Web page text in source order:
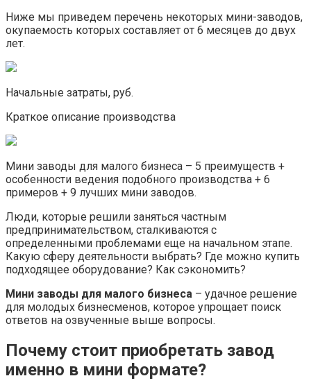
Ниже мы приведем перечень некоторых мини-заводов,
окупаемость которых составляет от 6 месяцев до двух
лет.
Начальные затраты, руб.
Краткое описание производства
Мини заводы для малого бизнеса – 5 преимуществ +
особенности ведения подобного производства + 6
примеров + 9 лучших мини заводов.
Люди, которые решили заняться частным
предпринимательством, сталкиваются с
определенными проблемами еще на начальном этапе.
Какую сферу деятельности выбрать? Где можно купить
подходящее оборудование? Как сэкономить?
Мини заводы для малого бизнеса – удачное решение
для молодых бизнесменов, которое упрощает поиск
ответов на озвученные выше вопросы.
Почему стоит приобретать завод
именно в мини формате?